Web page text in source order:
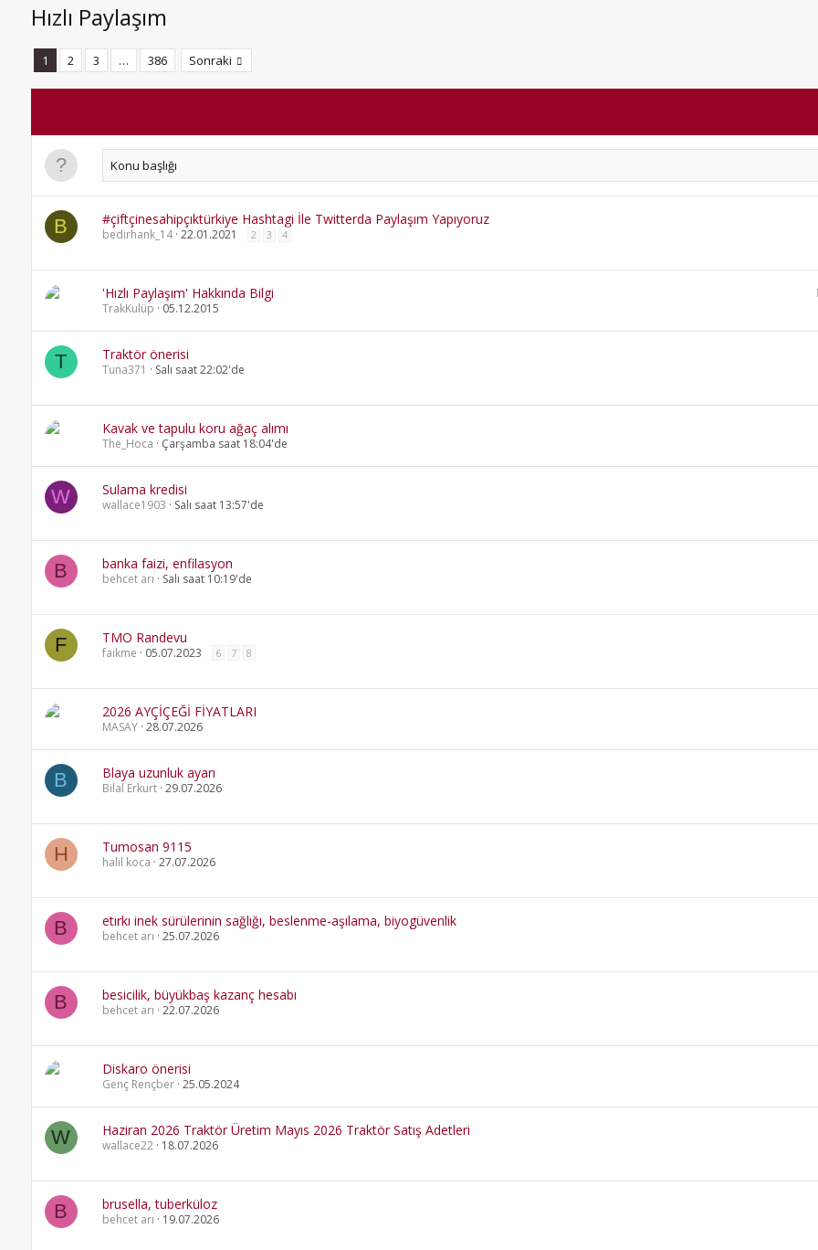
Hızlı Paylaşım
1 2 3 … 386 Sonraki
B #çiftçinesahipçıktürkiye Hashtagi İle Twitterda Paylaşım Yapıyoruz
bedirhank_14 22.01.2021 2 3 4
'Hızlı Paylaşım' Hakkında Bilgi
TrakKulüp 05.12.2015
T Traktör önerisi
Tuna371 Salı saat 22:02'de
Kavak ve tapulu koru ağaç alımı
The_Hoca Çarşamba saat 18:04'de
W Sulama kredisi
wallace1903 Salı saat 13:57'de
B banka faizi, enfilasyon
behcet arı Salı saat 10:19'de
F TMO Randevu
faikme 05.07.2023 6 7 8
2026 AYÇİÇEĞİ FİYATLARI
MASAY 28.07.2026
B Blaya uzunluk ayarı
Bilal Erkurt 29.07.2026
H Tumosan 9115
halil koca 27.07.2026
B etırkı inek sürülerinin sağlığı, beslenme-aşılama, biyogüvenlik
behcet arı 25.07.2026
B besicilik, büyükbaş kazanç hesabı
behcet arı 22.07.2026
Diskaro önerisi
Genç Rençber 25.05.2024
W Haziran 2026 Traktör Üretim Mayıs 2026 Traktör Satış Adetleri
wallace22 18.07.2026
B brusella, tuberküloz
behcet arı 19.07.2026